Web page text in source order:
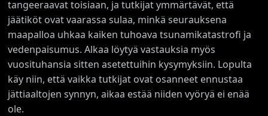
tangeeraavat toisiaan, ja tutkijat ymmärtävät, että
jäätiköt ovat vaarassa sulaa, minkä seurauksena
maapalloa uhkaa kaiken tuhoava tsunamikatastrofi ja
vedenpaisumus. Alkaa löytyä vastauksia myös
vuosituhansia sitten asetettuihin kysymyksiin. Lopulta
käy niin, että vaikka tutkijat ovat osanneet ennustaa
jättiaaltojen synnyn, aikaa estää niiden vyöryä ei enää
ole.